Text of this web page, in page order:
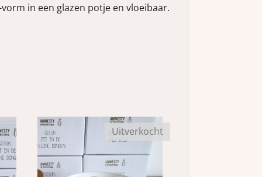
in een glazen potje en vloeibaar.
Uitverkocht